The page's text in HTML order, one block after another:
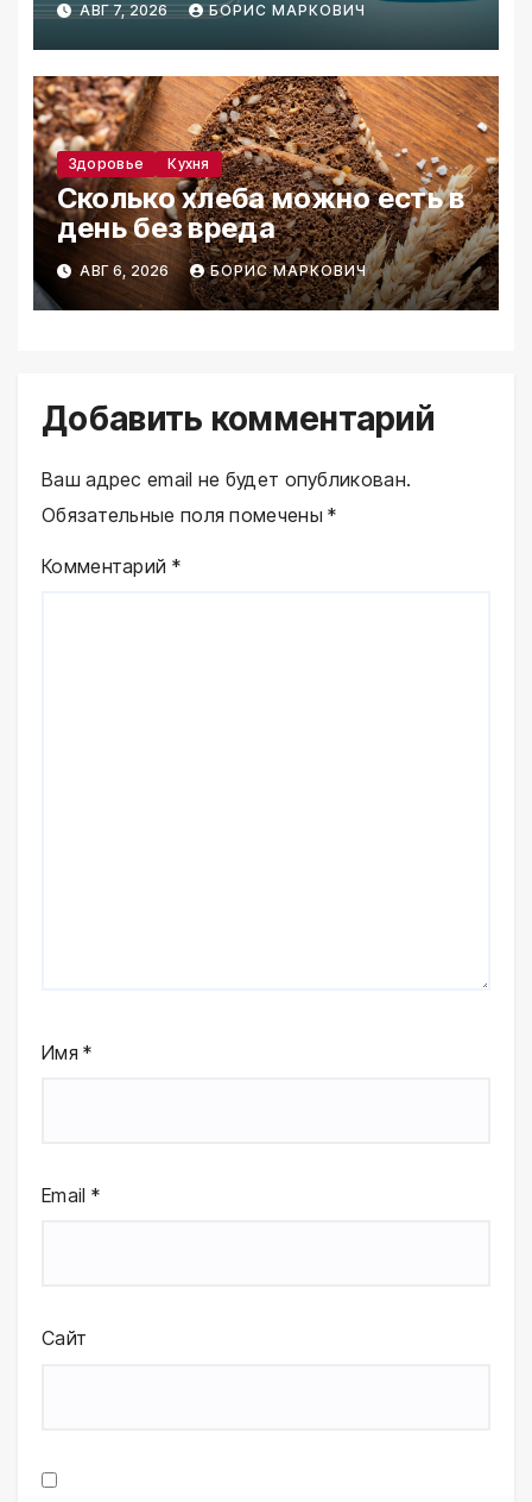
АВГ 7, 2026 БОРИС МАРКОВИЧ
Здоровье Кухня
Сколько хлеба можно есть в
день без вреда
АВГ 6, 2026 БОРИС МАРКОВИЧ
Добавить комментарий
Ваш адрес email не будет опубликован.
Обязательные поля помечены*
Комментарий *
Имя*
Email *
Сайт